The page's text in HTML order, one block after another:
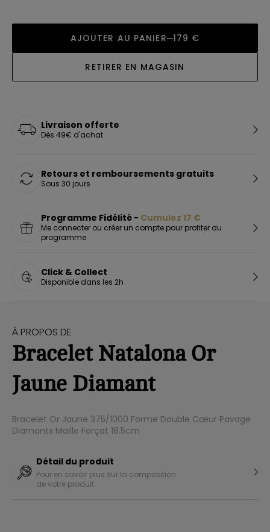
AJOUTER AU PANIER 179 €
RETIRER EN MAGASIN
Livraison offerte
Dès 49€ d'achat
Retours et remboursements gratuits
Sous 30 jours
Programme Fidélité - Cumulez 17 €
Me connecter ou créer un compte pour profiter du
programme
Click & Collect
Disponible dans les 2h
À PROPOS DE
Bracelet Natalona Or
Jaune Diamant
Bracelet Or Jaune 375/1000 Forme Double Cœur Pavage
Diamants Maille Forçat 18.5cm
Détail du produit
Pour en savoir plus sur la composition
de votre produit